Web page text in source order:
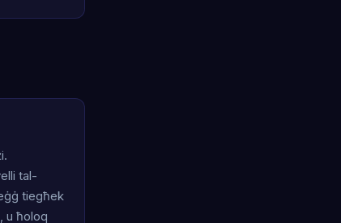
tal-
tiegħek
u ħoloq